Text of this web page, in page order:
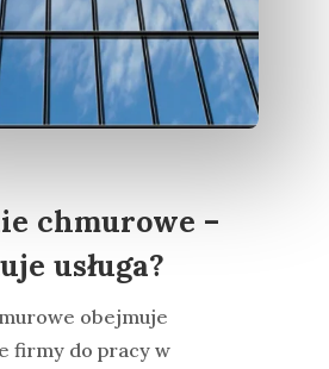
chmurowe –
usługa?
obejmuje
firmy do pracy w